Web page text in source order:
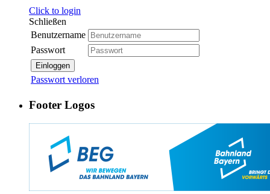
Click to login
Schließen
Benutzername
Passwort
Einloggen
Passwort verloren
Footer Logos